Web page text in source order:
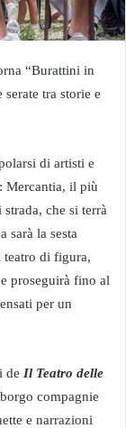
“Burattini in
tra storie e
di artisti e
Mercantia, il più
che si terrà
sarà la sesta
teatro di figura,
e proseguirà fino al
per un
de Il Teatro delle
compagnie
e narrazioni